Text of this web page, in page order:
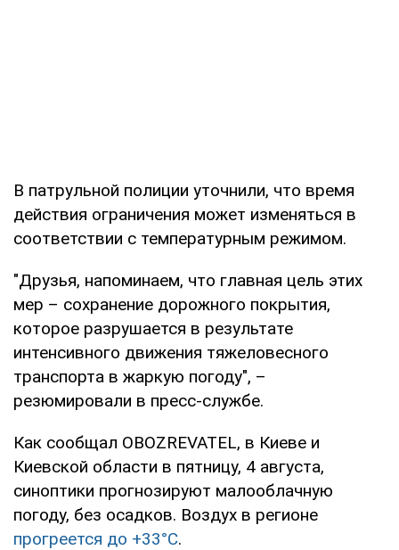
В патрульной полиции уточнили, что время
действия ограничения может изменяться в
соответствии с температурным режимом.
"Друзья, напоминаем, что главная цель этих
мер – сохранение дорожного покрытия,
которое разрушается в результате
интенсивного движения тяжеловесного
транспорта в жаркую погоду", –
резюмировали в пресс-службе.
Как сообщал OBOZREVATEL, в Киеве и
Киевской области в пятницу, 4 августа,
синоптики прогнозируют малооблачную
погоду, без осадков. Воздух в регионе
прогреется до +33°С.